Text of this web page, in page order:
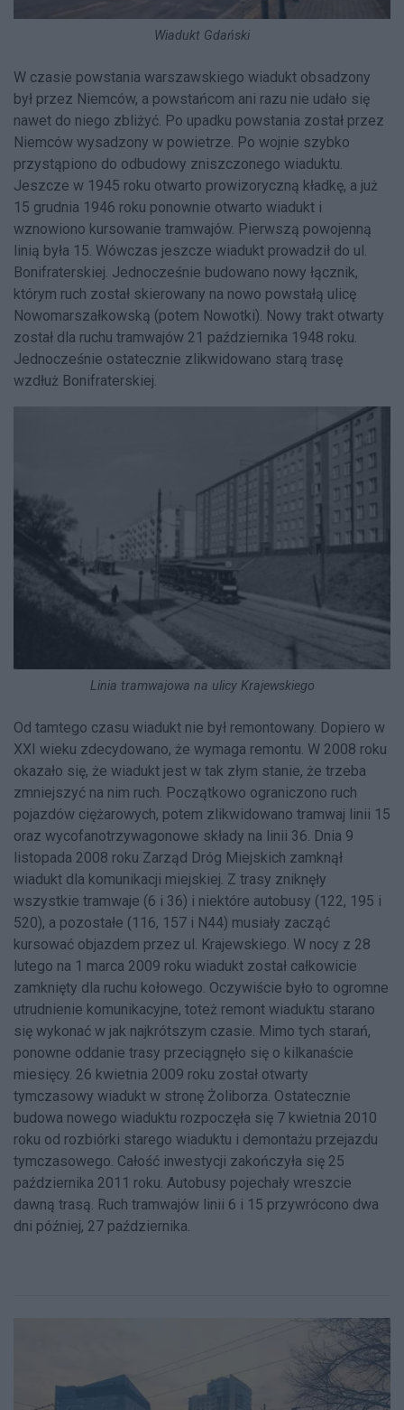
Wiadukt Gdański
W czasie powstania warszawskiego wiadukt obsadzony
był przez Niemców, a powstańcom ani razu nie udało się
nawet do niego zbliżyć. Po upadku powstania został przez
Niemców wysadzony w powietrze. Po wojnie szybko
przystąpiono do odbudowy zniszczonego wiaduktu.
Jeszcze w 1945 roku otwarto prowizoryczną kładkę, a już
15 grudnia 1946 roku ponownie otwarto wiadukt i
wznowiono kursowanie tramwajów. Pierwszą powojenną
linią była 15. Wówczas jeszcze wiadukt prowadził do ul.
Bonifraterskiej. Jednocześnie budowano nowy łącznik,
którym ruch został skierowany na nowo powstałą ulicę
Nowomarszałkowską (potem Nowotki). Nowy trakt otwarty
został dla ruchu tramwajów 21 października 1948 roku.
Jednocześnie ostatecznie zlikwidowano starą trasę
wzdłuż Bonifraterskiej.
Linia tramwajowa na ulicy Krajewskiego
Od tamtego czasu wiadukt nie był remontowany. Dopiero w
XXI wieku zdecydowano, że wymaga remontu. W 2008 roku
okazało się, że wiadukt jest w tak złym stanie, że trzeba
zmniejszyć na nim ruch. Początkowo ograniczono ruch
pojazdów ciężarowych, potem zlikwidowano tramwaj linii 15
oraz wycofanotrzywagonowe składy na linii 36. Dnia 9
listopada 2008 roku Zarząd Dróg Miejskich zamknął
wiadukt dla komunikacji miejskiej. Z trasy zniknęły
wszystkie tramwaje (6 i 36) i niektóre autobusy (122, 195 i
520), a pozostałe (116, 157 i N44) musiały zacząć
kursować objazdem przez ul. Krajewskiego. W nocy z 28
lutego na 1 marca 2009 roku wiadukt został całkowicie
zamknięty dla ruchu kołowego. Oczywiście było to ogromne
utrudnienie komunikacyjne, toteż remont wiaduktu starano
się wykonać w jak najkrótszym czasie. Mimo tych starań,
ponowne oddanie trasy przeciągnęło się o kilkanaście
miesięcy. 26 kwietnia 2009 roku został otwarty
tymczasowy wiadukt w stronę Żoliborza. Ostatecznie
budowa nowego wiaduktu rozpoczęła się 7 kwietnia 2010
roku od rozbiórki starego wiaduktu i demontażu przejazdu
tymczasowego. Całość inwestycji zakończyła się 25
października 2011 roku. Autobusy pojechały wreszcie
dawną trasą. Ruch tramwajów linii 6 i 15 przywrócono dwa
dni później, 27 października.